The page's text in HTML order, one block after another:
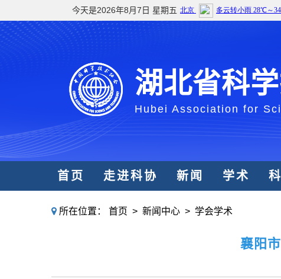
今天是2026年8月7日 星期五
湖北省科
Hubei Association for
首页 走进科协 新闻 学术
所在位置： 首页 > 新闻中心 > 学会学术
襄阳